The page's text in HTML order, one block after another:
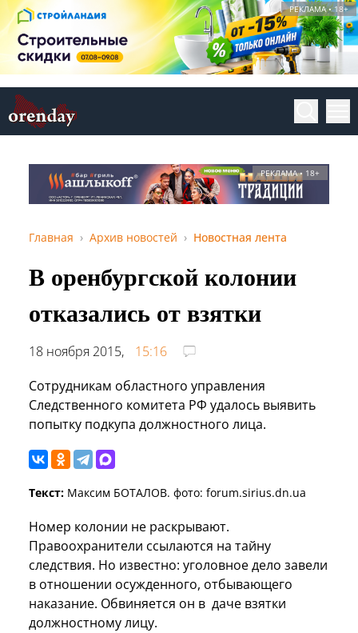
РЕКЛАМА • 18+
РЕКЛАМА • 18+
Главная Архив новостей Новостная лента
В оренбургской колонии
отказались от взятки
18 ноября 2015,
15:16
Сотрудникам областного управления
Следственного комитета РФ удалось выявить
попытку подкупа должностного лица.
Текст: Максим БОТАЛОВ. фото: forum.sirius.dn.ua
Номер колонии не раскрывают.
Правоохранители ссылаются на тайну
следствия. Но известно: уголовное дело завели
в отношении осужденного, отбывающего
наказание. Обвиняется он в даче взятки
должностному лицу.